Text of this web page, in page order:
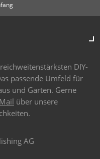
DIY-
passende Umfeld für
und Garten. Gerne
über unsere
AG